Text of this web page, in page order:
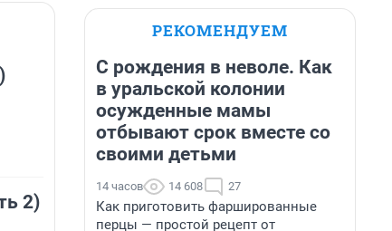
2)
РЕКОМЕНДУЕМ
С рождения в неволе. Как
в уральской колонии
осужденные мамы
отбывают срок вместе со
своими детьми
14 часов 14 608 27
Как приготовить фаршированные
перцы — простой рецепт от